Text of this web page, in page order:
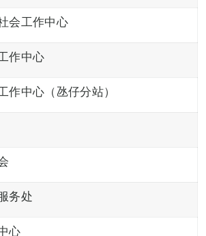
会工作中心
作中心
作中心（氹仔分站）
务处
心